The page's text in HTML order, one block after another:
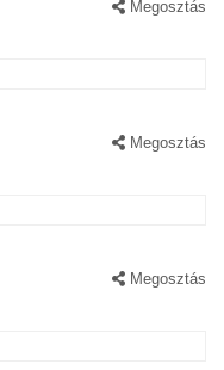
Megosztás
Megosztás
Megosztás